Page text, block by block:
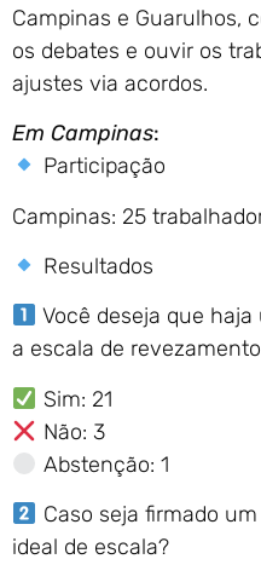
Campinas e Guarulhos,
os debates e ouvir os
ajustes via acordos.
Em Campinas:
Participação
Campinas: 25
Resultados
Você deseja que haja
a escala de
Sim: 21
Não: 3
Abstenção: 1
Caso seja firmado
ideal de escala?